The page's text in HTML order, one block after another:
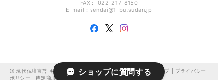
FAX： 022-217-8150
E-mail： sendai@1-butsudan.jp
現代仏壇直営 ギャラリーメモリア仙台広瀬通 オンラインショップ | プライバシー
ポリシー
|特定商取引法に基づく表記
ショップに質問する